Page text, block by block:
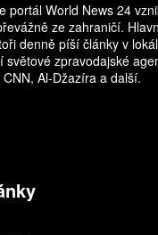
portál World News 24
ze zahraničí.
denně píší články v
světové zpravodajské
Al-Džazíra a další.